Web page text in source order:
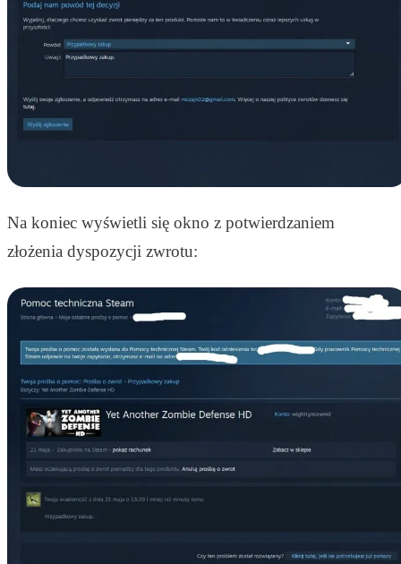
Na koniec wyświetli się okno z potwierdzaniem
złożenia dyspozycji zwrotu: